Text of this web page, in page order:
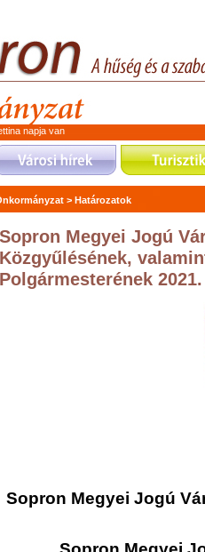
napja van
> Határozatok
Sopron Megyei Jogú
Közgyűlésének,
Polgármesterének
Sopron Megyei Jogú